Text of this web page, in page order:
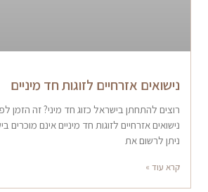
נישואים אזרחיים לזוגות חד מיניים
רוצים להתחתן בישראל כזוג חד מיני? זה הזמן
נישואים אזרחיים לזוגות חד מיניים אינם
ניתן לרשום את
קרא עוד »